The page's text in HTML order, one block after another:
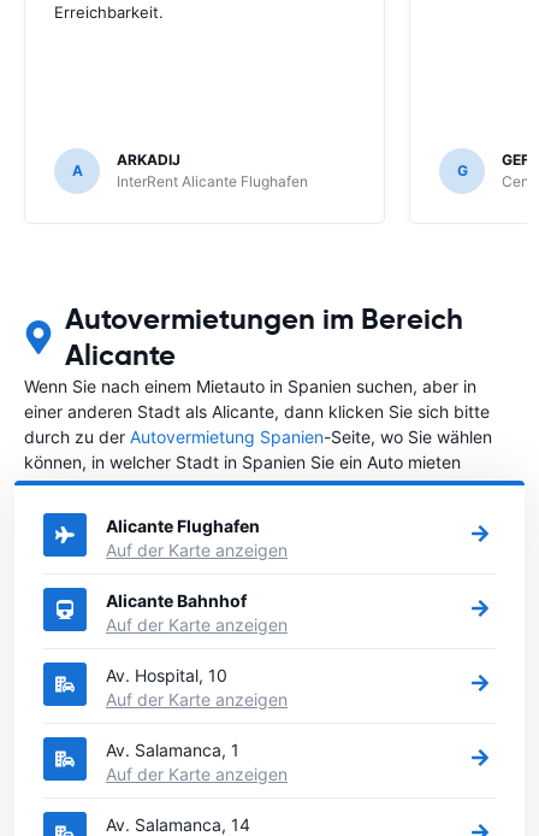
Erreichbarkeit.
A
ARKADIJ
InterRent Alicante Flughafen
G
Autovermietungen im Bereich
Alicante
Wenn Sie nach einem Mietauto in Spanien suchen, aber in
einer anderen Stadt als Alicante, dann klicken Sie sich bitte
durch zu der Autovermietung Spanien-Seite, wo Sie wählen
können, in welcher Stadt in Spanien Sie ein Auto mieten
möchten.
Alicante Flughafen
Auf der Karte anzeigen
Alicante Bahnhof
Auf der Karte anzeigen
Av. Hospital, 10
Auf der Karte anzeigen
Av. Salamanca, 1
Auf der Karte anzeigen
Av. Salamanca, 14